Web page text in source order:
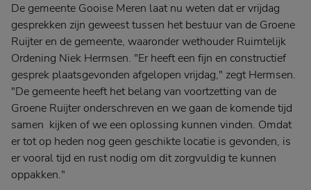
De gemeente Gooise Meren laat nu weten dat er vrijdag
gesprekken zijn geweest tussen het bestuur van de Groene
Ruijter en de gemeente, waaronder wethouder Ruimtelijk
Ordening Niek Hermsen. "Er heeft een fijn en constructief
gesprek plaatsgevonden afgelopen vrijdag," zegt Hermsen.
"De gemeente heeft het belang van voortzetting van de
Groene Ruijter onderschreven en we gaan de komende tijd
samen kijken of we een oplossing kunnen vinden. Omdat
er tot op heden nog geen geschikte locatie is gevonden, is
er vooral tijd en rust nodig om dit zorgvuldig te kunnen
oppakken."